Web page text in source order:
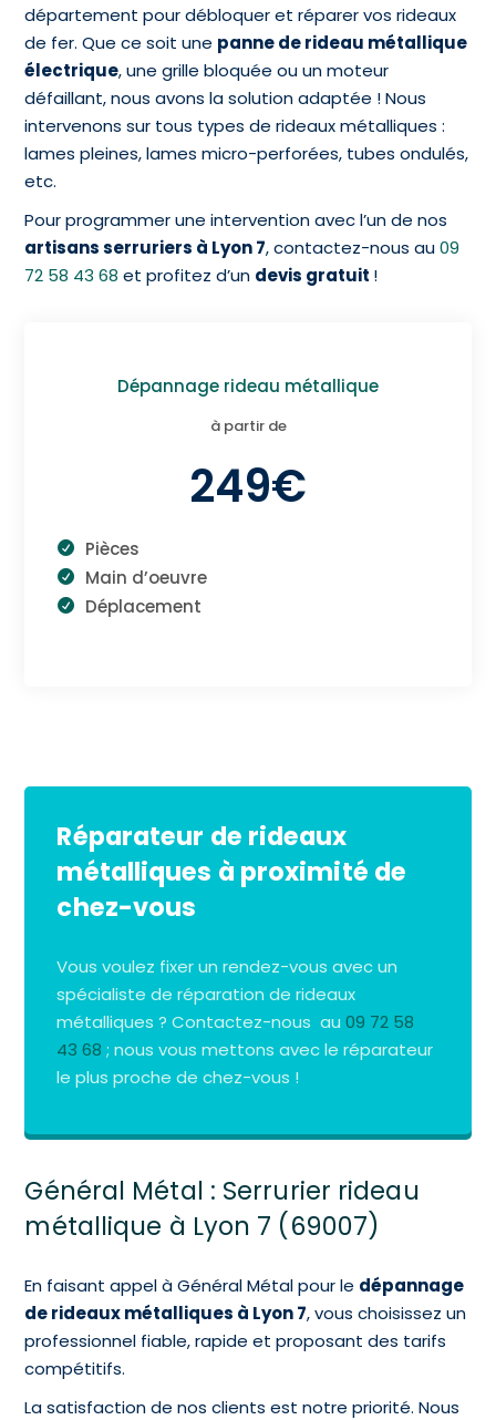
département pour débloquer et réparer vos rideaux
de fer. Que ce soit une panne de rideau métallique
électrique, une grille bloquée ou un moteur
défaillant, nous avons la solution adaptée ! Nous
intervenons sur tous types de rideaux métalliques :
lames pleines, lames micro-perforées, tubes ondulés,
etc.
Pour programmer une intervention avec l’un de nos
artisans serruriers à Lyon 7, contactez-nous au09
72 58 43 68 et profitez d’un devis gratuit !
Dépannage rideau métallique
à partir de
249€
Pièces
Main d’oeuvre
Déplacement
Réparateur de rideaux
métalliques à proximité de
chez-vous
Vous voulez fixer un rendez-vous avec un
spécialiste de réparation de rideaux
métalliques ? Contactez-nous au09 72 58
43 68 ; nous vous mettons avec le réparateur
le plus proche de chez-vous !
Général Métal : Serrurier rideau
métallique à Lyon 7 (69007)
En faisant appel à Général Métal pour le dépannage
de rideaux métalliques à Lyon 7, vous choisissez un
professionnel fiable, rapide et proposant des tarifs
compétitifs.
La satisfaction de nos clients est notre priorité. Nous